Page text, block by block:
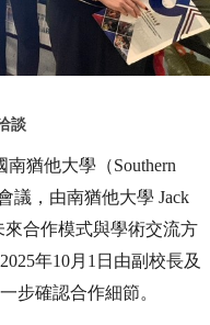
談
南猶他大學（Southern
議，由南猶他大學 Jack
來合作模式與學術交流方
2025年10月 1 日由副校長及
步確認合作細節。